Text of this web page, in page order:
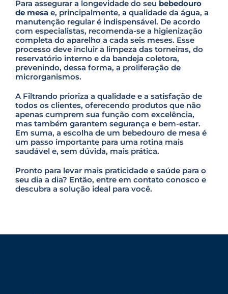
m
p
t
y
.
Para assegurar a longevidade do seu bebedouro
de mesa e, principalmente, a qualidade da água, a
manutenção regular é indispensável. De acordo
com especialistas, recomenda-se a higienização
completa do aparelho a cada seis meses. Esse
processo deve incluir a limpeza das torneiras, do
reservatório interno e da bandeja coletora,
prevenindo, dessa forma, a proliferação de
microrganismos.
A Filtrando prioriza a qualidade e a satisfação de
todos os clientes, oferecendo produtos que não
apenas cumprem sua função com excelência,
mas também garantem segurança e bem-estar.
Em suma, a escolha de um bebedouro de mesa é
um passo importante para uma rotina mais
saudável e, sem dúvida, mais prática.
Pronto para levar mais praticidade e saúde para o
seu dia a dia? Então, entre em contato conosco e
descubra a solução ideal para você.